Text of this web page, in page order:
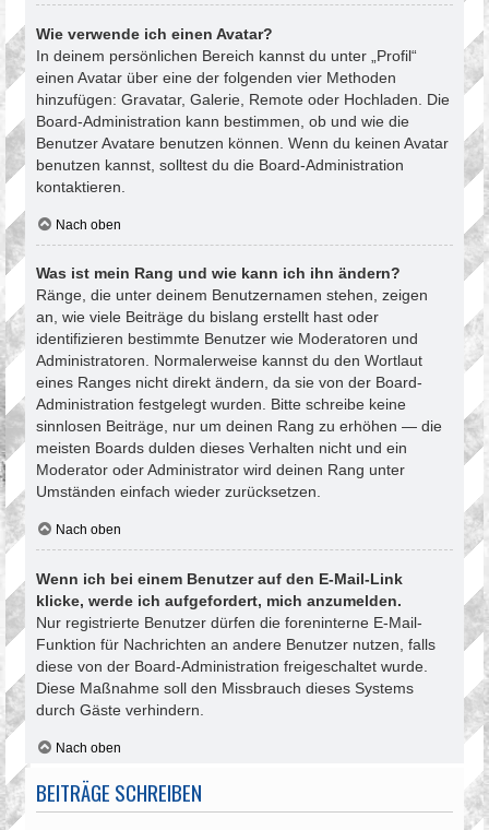
Wie verwende ich einen Avatar?
In deinem persönlichen Bereich kannst du unter „Profil“
einen Avatar über eine der folgenden vier Methoden
hinzufügen: Gravatar, Galerie, Remote oder Hochladen. Die
Board-Administration kann bestimmen, ob und wie die
Benutzer Avatare benutzen können. Wenn du keinen Avatar
benutzen kannst, solltest du die Board-Administration
kontaktieren.
Nach oben
Was ist mein Rang und wie kann ich ihn ändern?
Ränge, die unter deinem Benutzernamen stehen, zeigen
an, wie viele Beiträge du bislang erstellt hast oder
identifizieren bestimmte Benutzer wie Moderatoren und
Administratoren. Normalerweise kannst du den Wortlaut
eines Ranges nicht direkt ändern, da sie von der Board-
Administration festgelegt wurden. Bitte schreibe keine
sinnlosen Beiträge, nur um deinen Rang zu erhöhen — die
meisten Boards dulden dieses Verhalten nicht und ein
Moderator oder Administrator wird deinen Rang unter
Umständen einfach wieder zurücksetzen.
Nach oben
Wenn ich bei einem Benutzer auf den E-Mail-Link
klicke, werde ich aufgefordert, mich anzumelden.
Nur registrierte Benutzer dürfen die foreninterne E-Mail-
Funktion für Nachrichten an andere Benutzer nutzen, falls
diese von der Board-Administration freigeschaltet wurde.
Diese Maßnahme soll den Missbrauch dieses Systems
durch Gäste verhindern.
Nach oben
BEITRÄGE SCHREIBEN